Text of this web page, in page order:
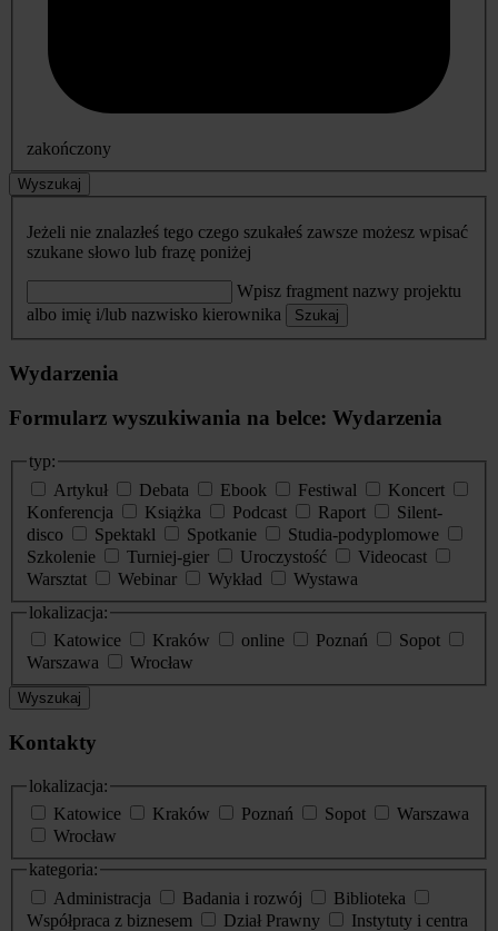
zakończony
Wyszukaj
Jeżeli nie znalazłeś tego czego szukałeś zawsze możesz wpisać
szukane słowo lub frazę poniżej
Wpisz fragment nazwy projektu
albo imię i/lub nazwisko kierownika
Szukaj
Wydarzenia
Formularz wyszukiwania na belce: Wydarzenia
typ:
Artykuł
Debata Ebook Festiwal
Koncert
Konferencja
Książka Podcast Raport
Silent-
disco
Spektakl Spotkanie
Studia-podyplomowe
Szkolenie
Turniej-gier Uroczystość
Videocast
Warsztat
Webinar Wykład
Wystawa
lokalizacja:
Katowice
Kraków online Poznań
Sopot
Warszawa
Wrocław
Wyszukaj
Kontakty
lokalizacja:
Katowice
Kraków Poznań Sopot
Warszawa
Wrocław
kategoria:
Administracja
Badania i rozwój
Biblioteka
Współpraca z biznesem
Dział Prawny
Instytuty i centra